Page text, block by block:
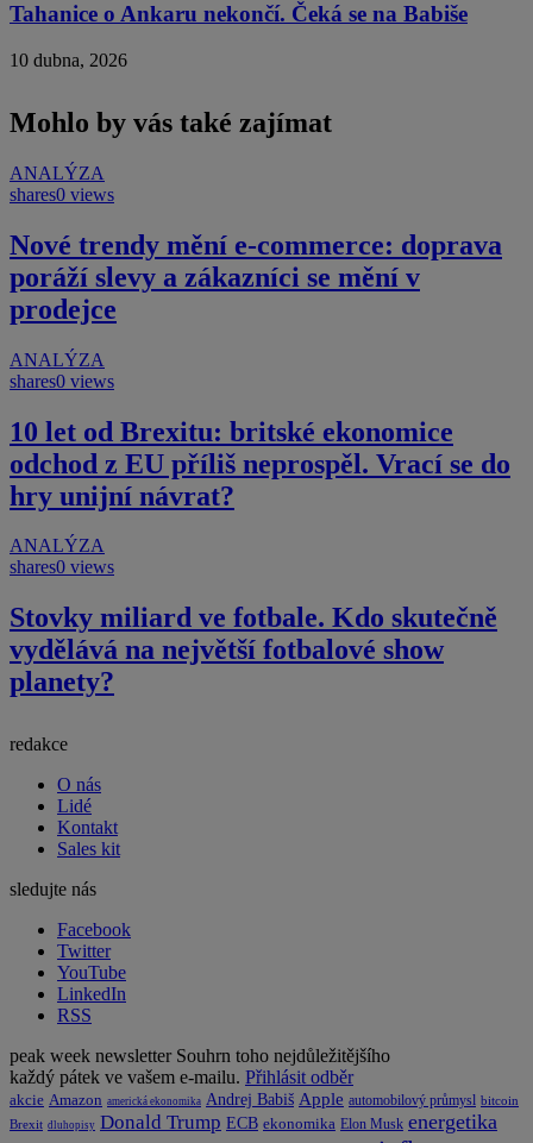
Tahanice o Ankaru nekončí. Čeká se na Babiše
10 dubna, 2026
Mohlo by vás také zajímat
ANALÝZA
shares0 views
Nové trendy mění e-commerce: doprava
poráží slevy a zákazníci se mění v
prodejce
ANALÝZA
shares0 views
10 let od Brexitu: britské ekonomice
odchod z EU příliš neprospěl. Vrací se do
hry unijní návrat?
ANALÝZA
shares0 views
Stovky miliard ve fotbale. Kdo skutečně
vydělává na největší fotbalové show
planety?
redakce
O nás
Lidé
Kontakt
Sales kit
sledujte nás
Facebook
Twitter
YouTube
LinkedIn
RSS
peak week newsletter Souhrn toho nejdůležitějšího
každý pátek ve vašem e-mailu. Přihlásit odběr
akcie Amazon americká ekonomika Andrej Babiš Apple automobilový průmysl bitcoin
Brexit dluhopisy Donald Trump ECB ekonomika Elon Musk energetika